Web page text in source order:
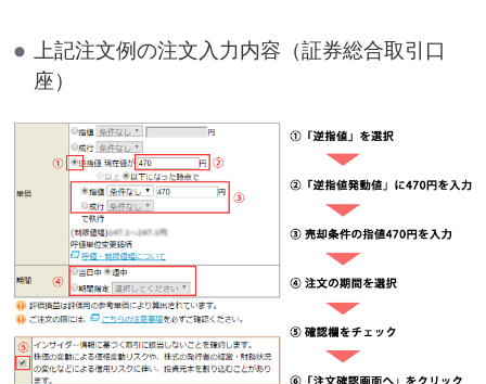
上記注文例の注文入力内容（証券総合取引口
座）